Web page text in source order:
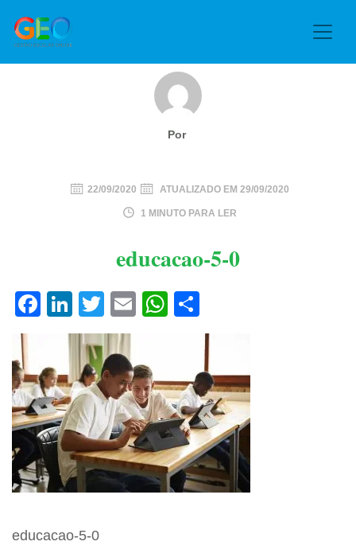
Por
22/09/2020 ATUALIZADO EM 29/09/2020
1 MINUTO PARA LER
educacao-5-0
Facebook
LinkedIn
Twitter
EmailWhatsApp
educacao-5-0